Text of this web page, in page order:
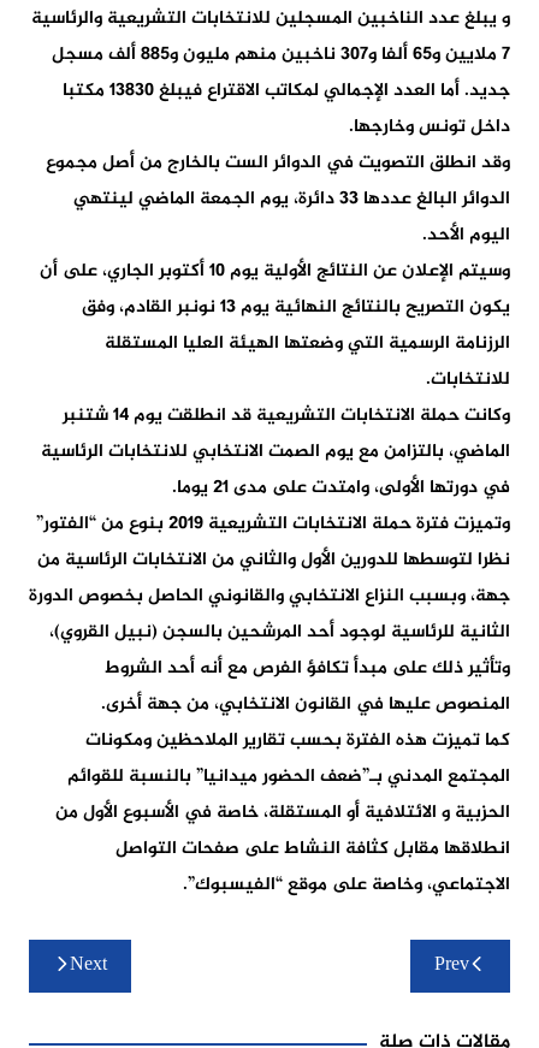
و يبلغ عدد الناخبين المسجلين للانتخابات التشريعية والرئاسية
7 ملايين و65 ألفا و307 ناخبين منهم مليون و885 ألف مسجل
جديد. أما العدد الإجمالي لمكاتب الاقتراع فيبلغ 13830 مكتبا
داخل تونس وخارجها.
وقد انطلق التصويت في الدوائر الست بالخارج من أصل مجموع
الدوائر البالغ عددها 33 دائرة، يوم الجمعة الماضي لينتهي
اليوم الأحد.
وسيتم الإعلان عن النتائج الأولية يوم 10 أكتوبر الجاري، على أن
يكون التصريح بالنتائج النهائية يوم 13 نونبر القادم، وفق
الرزنامة الرسمية التي وضعتها الهيئة العليا المستقلة
للانتخابات.
وكانت حملة الانتخابات التشريعية قد انطلقت يوم 14 شتنبر
الماضي، بالتزامن مع يوم الصمت الانتخابي للانتخابات الرئاسية
في دورتها الأولى، وامتدت على مدى 21 يوما.
وتميزت فترة حملة الانتخابات التشريعية 2019 بنوع من “الفتور”
نظرا لتوسطها للدورين الأول والثاني من الانتخابات الرئاسية من
جهة، وبسبب النزاع الانتخابي والقانوني الحاصل بخصوص الدورة
الثانية للرئاسية لوجود أحد المرشحين بالسجن (نبيل القروي)،
وتأثير ذلك على مبدأ تكافؤ الفرص مع أنه أحد الشروط
المنصوص عليها في القانون الانتخابي، من جهة أخرى.
كما تميزت هذه الفترة بحسب تقارير الملاحظين ومكونات
المجتمع المدني بـ”ضعف الحضور ميدانيا” بالنسبة للقوائم
الحزبية و الائتلافية أو المستقلة، خاصة في الأسبوع الأول من
انطلاقها مقابل كثافة النشاط على صفحات التواصل
الاجتماعي، وخاصة على موقع “الفيسبوك”.
تصفّح
المقالاتPrev
Next